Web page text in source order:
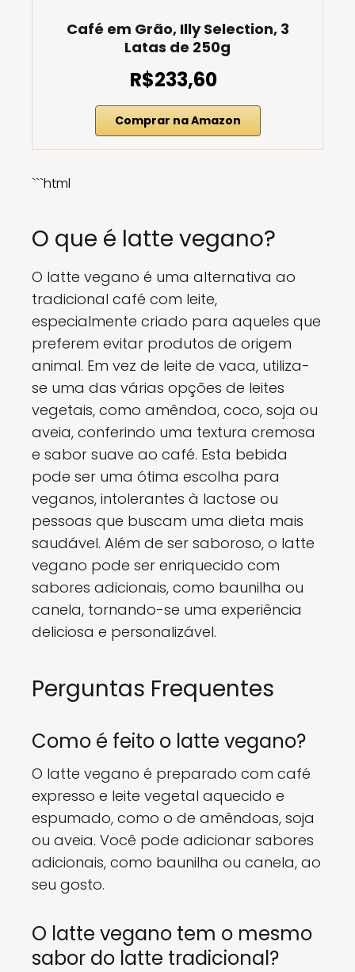
Café em Grão, Illy Selection, 3
Latas de 250g
R$233,60
Comprar na Amazon
```html
O que é latte vegano?
O latte vegano é uma alternativa ao
tradicional café com leite,
especialmente criado para aqueles que
preferem evitar produtos de origem
animal. Em vez de leite de vaca, utiliza-
se uma das várias opções de leites
vegetais, como amêndoa, coco, soja ou
aveia, conferindo uma textura cremosa
e sabor suave ao café. Esta bebida
pode ser uma ótima escolha para
veganos, intolerantes à lactose ou
pessoas que buscam uma dieta mais
saudável. Além de ser saboroso, o latte
vegano pode ser enriquecido com
sabores adicionais, como baunilha ou
canela, tornando-se uma experiência
deliciosa e personalizável.
Perguntas Frequentes
Como é feito o latte vegano?
O latte vegano é preparado com café
expresso e leite vegetal aquecido e
espumado, como o de amêndoas, soja
ou aveia. Você pode adicionar sabores
adicionais, como baunilha ou canela, ao
seu gosto.
O latte vegano tem o mesmo
sabor do latte tradicional?